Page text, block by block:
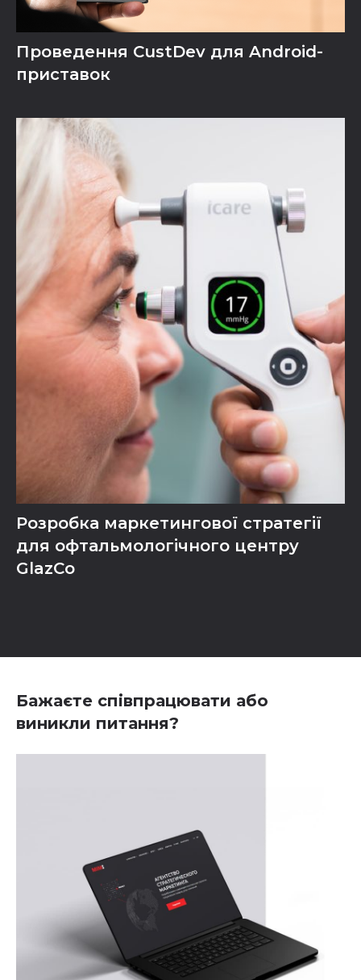
Проведення CustDev для Android-
приставок
Розробка маркетингової стратегії
для офтальмологічного центру
GlazCo
Бажаєте співпрацювати або
виникли питання?